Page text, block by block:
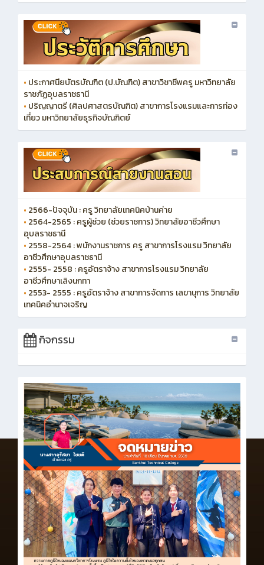
• ประกาศนียบัตรบัณฑิต (ป.บัณฑิต) สาขาวิชาชีพครู มหาวิทยาลัย
ราชภัฏอุบลราชธานี
• ปริญญาตรี (ศิลปศาสตรบัณฑิต) สาขาการโรงแรมและการท่อง
เที่ยว มหาวิทยาลัยธุรกิจบัณฑิตย์
• 2566-ปัจจุบัน : ครู วิทยาลัยเทคนิคบ้านค่าย
• 2564-2565 : ครูผู้ช่วย (ช่วยราชการ) วิทยาลัยอาชีวศึกษา
อุบลราชธานี
• 2558-2564 : พนักงานราชการ ครู สาขาการโรงแรม วิทยาลัย
อาชีวศึกษาอุบลราชธานี
• 2555- 2558 : ครูอัตราจ้าง สาขาการโรงแรม วิทยาลัย
อาชีวศึกษาเลิงนกทา
• 2553- 2555 : ครูอัตราจ้าง สาขาการจัดการ เลขานุการ วิทยาลัย
เทคนิคอำนาจเจริญ
กิจกรรม